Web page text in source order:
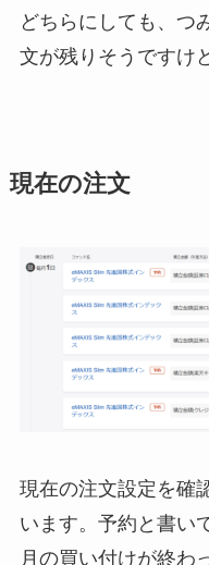
どちらにしても、つ
文が残りそうですけ
現在の注文
現在の注文設定を確
います。予約と書い
月の買い付けが終わ